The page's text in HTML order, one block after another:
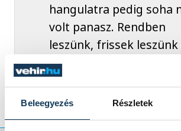
Beleegyezés Részletek
hangulatra pedig soha
volt panasz. Rendben
leszünk, frissek leszünk
mindenre felkészülünk!